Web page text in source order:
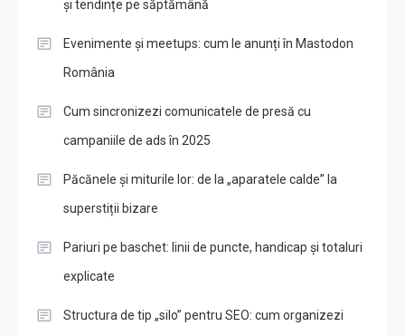
și tendințe pe săptămână
Evenimente și meetups: cum le anunți în Mastodon
România
Cum sincronizezi comunicatele de presă cu
campaniile de ads în 2025
Păcănele și miturile lor: de la „aparatele calde” la
superstiții bizare
Pariuri pe baschet: linii de puncte, handicap și totaluri
explicate
Structura de tip „silo” pentru SEO: cum organizezi